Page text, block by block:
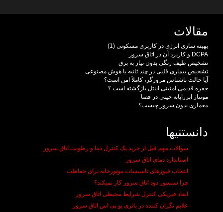
مقالات
بهینه سازی انرژی در کاربری مسکونی (1)
DCPA و کاربرد آن در اتاق سرور
تشخیص طیف رنگی بدون نیاز به برق
تشخیص بیماری قلبی در چند ثانیه با هوش مصنوعی
آیا حالت ناشناس مرورگر، کاملاً امن است؟
حفره قدیمی امنیتی اینتل بازگشته است ؟
مونتاژ ابررایانه چینی در فضا
معماری بدون سرور چیست؟
دانستنیها
سوالات مهم قبل از خرید یک کنترل دما و رطوبت اتاق سرور
استاندارد دمای اتاق سرور
انتخاب فیوزهای تاسیسات موتورخانه برای حفاظت
چرا سنسور دود اتاق سرور کار نمیکند؟
ابعاد فیزیکی کنترل شرایط محیطی اتاق سرور
علایم نگران کننده در باتری یو پی اس اتاق سرور